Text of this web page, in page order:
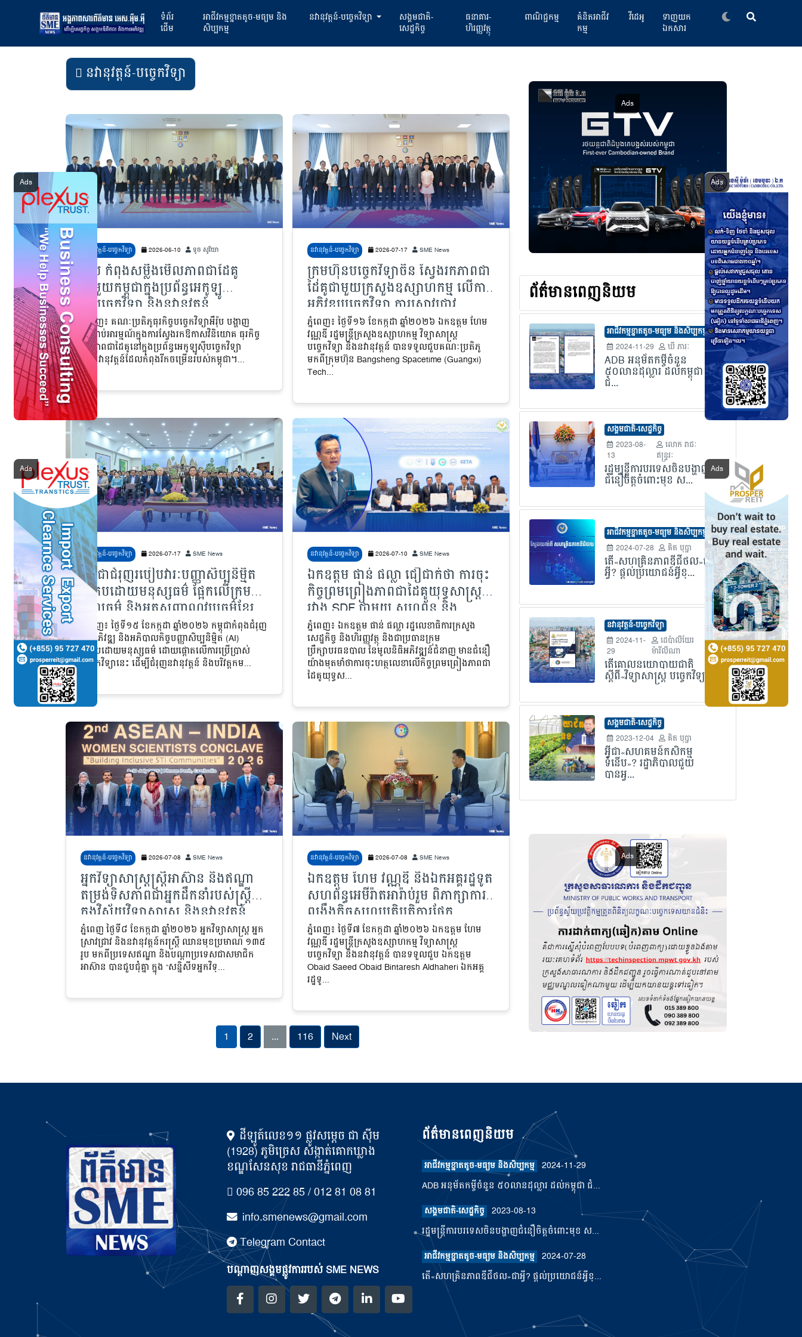
ទំព័រ
ដើម
អាជីវកម្មខ្នាតតូច-មធ្យម និង
សិប្បកម្ម
នវានុវត្តន៍-បច្ចេកវិទ្យា សង្គមជាតិ-
សេដ្ឋកិច្ច
ធនាគារ-
ហិរញ្ញវត្ថុ
ពាណិជ្ជកម្ម គំនិតអាជីវ
កម្ម
វីដេអូ ទាញយក
ឯកសារ
នវានុវត្តន៍-បច្ចេកវិទ្យា
នវានុវត្តន៍-បច្ចេកវិទ្យា 2026-06-10 ទូច សូរិយា
អឺរ៉ុប កំពុងសម្លឹងមើលភាពជាដៃគូ
ជាមួយកម្ពុជាក្នុងប្រព័ន្ធអេកូឡូ
ស៊ីបច្ចេកវិទ្យា និងនវានុវត្តន៍
ភ្នំពេញ៖ គណៈប្រតិភូធុរកិច្ចបច្ចេកវិទ្យាអឺរ៉ុប បង្ហាញ
ចំណាប់អារម្មណ៍ក្នុងការស្វែងរកឱកាសវិនិយោគ ធុរកិច្ច
និងភាពជាដៃគូនៅក្នុងប្រព័ន្ធអេកូឡូស៊ីបច្ចេកវិទ្យា
និងនវានុវត្តន៍ដែលកំពុងរីកចម្រើនរបស់កម្ពុជា។...
នវានុវត្តន៍-បច្ចេកវិទ្យា 2026-07-17 SME News
ក្រុមហ៊ុនបច្ចេកវិទ្យាចិន ស្វែងរកភាពជា
ដៃគូជាមួយក្រសួងឧស្សាហកម្ម លើការ
អភិវឌ្ឍបច្ចេកវិទ្យា ការស្រាវជ្រាវ
និងនវានុវត្តន៍
ភ្នំពេញ៖ ថ្ងៃទី១៦ ខែកក្កដា ឆ្នាំ២០២៦ ឯកឧត្តម ហែម
វណ្ណឌី រដ្ឋមន្ត្រីក្រសួងឧស្សាហកម្ម វិទ្យាសាស្ត្រ
បច្ចេកវិទ្យា និងនវានុវត្តន៍ បានទទួលជួបគណៈប្រតិភូ
មកពីក្រុមហ៊ុន Bangsheng Spacetime (Guangxi)
Tech...
នវានុវត្តន៍-បច្ចេកវិទ្យា 2026-07-17 SME News
កម្ពុជាជំរុញរបៀបវារៈបញ្ញាសិប្បនិម្មិត
ប្រកបដោយមនុស្សធម៌ ផ្អែកលើក្រម
សីលធម៌ និងអត្តសញ្ញាណវប្បធម៌ខ្មែរ
ភ្នំពេញ៖ ថ្ងៃទី១៥ ខែកក្កដា ឆ្នាំ២០២៦ កម្ពុជាកំពុងជំរុញ
ការអភិវឌ្ឍ និងអភិបាលកិច្ចបញ្ញាសិប្បនិម្មិត (AI)
ប្រកបដោយមនុស្សធម៌ ដោយផ្តោតលើការប្រើប្រាស់
បច្ចេកវិទ្យានេះ ដើម្បីជំរុញនវានុវត្តន៍ និងបរិវត្តកម...
នវានុវត្តន៍-បច្ចេកវិទ្យា 2026-07-10 SME News
ឯកឧត្តម ផាន់ ផល្លា ជឿជាក់ថា ការចុះ
កិច្ចព្រមព្រៀងភាពជាដៃគូយុទ្ធសាស្ត្រ
រវាង SDF ជាមួយ សហព័ន្ធ និង
សមាគមចំនួន៤ នឹងបង្កើនភាពប្រកួត
ប្រជែងមិនអាចខ្វះបានសម្រាប់វិស័យ
ឯកជន
ភ្នំពេញ៖ ឯកឧត្តម ផាន់ ផល្លា​ រដ្ឋលេខាធិការក្រសួង
សេដ្ឋកិច្ច និងហិរញ្ញវត្ថុ និងជាប្រធានក្រុម
ប្រឹក្សាបរធនបាល នៃមូលនិធិអភិវឌ្ឍន៍ជំនាញ មានជំនឿ
យ៉ាងមុតមាំថាការចុះហត្ថលេខាលើកិច្ចព្រមព្រៀងភាពជា
ដៃគូយុទ្ធស...
នវានុវត្តន៍-បច្ចេកវិទ្យា 2026-07-08 SME News
អ្នកវិទ្យាសាស្ត្រស្ត្រីអាស៊ាន និងឥណ្ឌា
តម្រង់ទិសភាពជាអ្នកដឹកនាំរបស់ស្ត្រី
ក្នុងវិស័យវិទ្យាសាស្ត្រ និងនវានុវត្តន៍
សម្រាប់តំបន់
ភ្នំពេញ ថ្ងៃទី៨ ខែកក្កដា ឆ្នាំ២០២៦ អ្នកវិទ្យាសាស្ត្រ អ្នក
ស្រាវជ្រាវ និងនវានុវត្តន៍ករស្ត្រី ឈានមុខប្រមាណ ១៣៥
រូប មកពីប្រទេសឥណ្ឌា និងបណ្តាប្រទេសជាសមាជិក
អាស៊ាន បានជួបជុំគ្នា ក្នុង “សន្និសីទអ្នកវិទ្...
នវានុវត្តន៍-បច្ចេកវិទ្យា 2026-07-08 SME News
ឯកឧត្តម ហែម វណ្ណឌី និងឯកអគ្គរដ្ឋទូត
សហព័ន្ធអេមីរ៉ាតអារ៉ាប់រួម ពិភាក្សាការ
ពង្រឹងកិច្ចសហប្រតិបត្តិការផ្នែក
វិទ្យាសាស្ត្រ ស្រាវជ្រាវ និងហេដ្ឋារចនា
សម្ព័ន្ធគុណភាព
ភ្នំពេញ៖ ថ្ងៃទី៧ ខែកក្កដា ឆ្នាំ២០២៦ ឯកឧត្តម ហែម
វណ្ណឌី រដ្ឋមន្ត្រីក្រសួងឧស្សាហកម្ម វិទ្យាសាស្ត្រ
បច្ចេកវិទ្យា និងនវានុវត្តន៍ បានទទួលជួប ឯកឧត្តម
Obaid Saeed Obaid Bintaresh Aldhaheri ឯកអគ្គ
រដ្ឋទូ...
1 2 ... 116 Next
ព័ត៌មានពេញនិយម
អាជីវកម្មខ្នាតតូច-មធ្យម និងសិប្បកម្ម
2024-11-29
ឃី ភារៈ
ADB អនុម័តកម្ចីចំនួន
៥០លានដុល្លារ ដល់កម្ពុជា
ជំ...
សង្គមជាតិ-សេដ្ឋកិច្ច
2023-08-
13
លោក​ រាជៈ
ឥន្រ្ទរៈ
រដ្ឋមន្រ្តីការបរទេសចិនបង្ហាញ
ជំនឿចិត្តចំពោះមុខ ស...
អាជីវកម្មខ្នាតតូច-មធ្យម និងសិប្បកម្ម
2024-07-28
គិត បុប្ផា
តើ«សហគ្រិនភាពឌីជីថល»ជា
អ្វី? ផ្តល់ប្រយោជន៍អ្វីខ្...
នវានុវត្តន៍-បច្ចេកវិទ្យា
2024-11-
29
ដេប៉ាលីយែរ
ម៉ារីលីណា
តើគោលនយោបាយជាតិ
ស្តីពី«វិទ្យាសាស្ត្រ បច្ចេកវិទ្យ...
សង្គមជាតិ-សេដ្ឋកិច្ច
2023-12-04
គិត បុប្ផា
អ្វីជា«សហគមន៍កសិកម្ម
ទំនើប»? រដ្ឋាភិបាលជួយ
បានអ្វ...
ដីឡូត៍លេខ១១ ផ្លូវសម្តេច ជា ស៊ីម
(1928) ភូមិច្រេស សង្កាត់គោកឃ្លាង
ខណ្ឌសែនសុខ រាជធានីភ្នំពេញ
096 85 222 85 / 012 81 08 81
info.smenews@gmail.com
Telegram Contact
បណ្ដាញសង្គមផ្លូវការរបស់ SME NEWS
ព័ត៌មានពេញនិយម
អាជីវកម្មខ្នាតតូច-មធ្យម និងសិប្បកម្ម 2024-11-29
ADB អនុម័តកម្ចីចំនួន ៥០លានដុល្លារ ដល់កម្ពុជា ជំ...
សង្គមជាតិ-សេដ្ឋកិច្ច 2023-08-13
រដ្ឋមន្រ្តីការបរទេសចិនបង្ហាញជំនឿចិត្តចំពោះមុខ ស...
អាជីវកម្មខ្នាតតូច-មធ្យម និងសិប្បកម្ម 2024-07-28
តើ«សហគ្រិនភាពឌីជីថល»ជាអ្វី? ផ្តល់ប្រយោជន៍អ្វីខ្...